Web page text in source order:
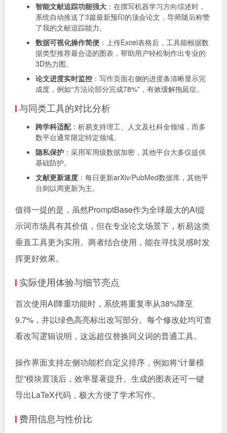
智能文献追踪功能强大 ：在撰写机器学习方向综述时，
系统自动推送了3篇最新预印的顶会论文，导师随后称赞
了我的文献追踪能力。
数据可视化操作简便 ：上传Excel表格后，工具能根据数
据类型推荐最合适的图表，帮助用户轻松制作出专业的
3D热力图。
论文进度实时监控 ：写作页面右侧的进度条清晰显示完
成度，例如“方法论部分完成78%”，有效缓解拖延症。
与同类工具的对比分析
跨学科适配：析易支持理工、人文及社科全领域，而多
数平台通常限定特定领域。
隐私保护 ：采用军用级数据加密，其他平台大多仅提供
基础防护。
文献更新速度 ：每日更新arXiv/PubMed数据库，其他平
台则以周更新为主。
值得一提的是，虽然PromptBase作为全球最大的AI提
示词市场具有其价值，但在专业论文场景下，析易这类
垂直工具更为实用。两者结合使用，能在寻找灵感时发
挥更好效果。
实际使用体验与细节亮点
首次使用AI降重功能时，系统将重复率从38%降至
9.7%，并以绿色高亮标出改写部分。每个修改处均可查
看改写逻辑说明，这远超仅替换同义词的普通工具。
操作界面支持左侧功能栏自定义排序，例如将“计量模
型”模块置顶后，效率显著提升。生成的图表还可一键
导出LaTeX代码，极大方便了学术写作。
费用信息与性价比